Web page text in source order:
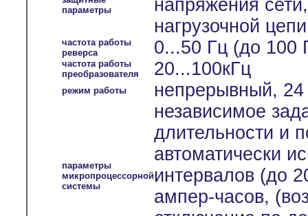
параметры
напряжения
нагрузочной
частота работы
реверса
0...50 Гц (до 100
частота работы
преобразователя
20...100кГц
режим работы непрерывный, 24
параметры
микропроцессорной
системы
независимое
длительности и
автоматически
интервалов (до
ампер-часов,